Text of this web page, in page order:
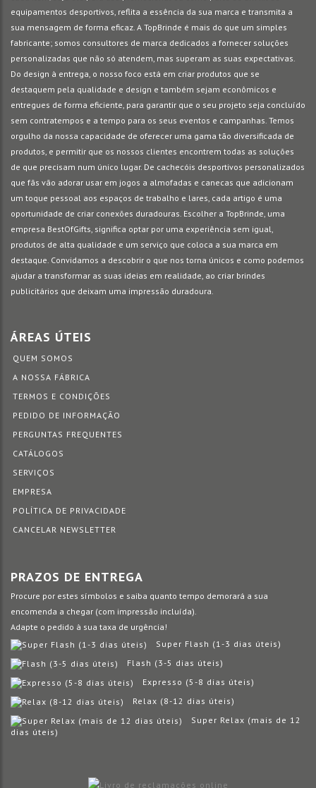
equipamentos desportivos, reflita a essência da sua marca e transmita a
sua mensagem de forma eficaz. A TopBrinde é mais do que um simples
fabricante; somos consultores de marca dedicados a fornecer soluções
personalizadas que não só atendem, mas superam as suas expectativas.
Do design à entrega, o nosso foco está em criar produtos que se
destaquem pela qualidade e design e também sejam econômicos e
entregues de forma eficiente, para garantir que o seu projeto seja concluído
sem contratempos e a tempo para os seus eventos e campanhas. Temos
orgulho da nossa capacidade de oferecer uma gama tão diversificada de
produtos, e permitir que os nossos clientes encontrem todas as soluções
de que precisam num único lugar. De cachecóis desportivos personalizados
que fãs vão adorar usar em jogos a almofadas e canecas que adicionam
um toque pessoal aos espaços de trabalho e lares, cada artigo é uma
oportunidade de criar conexões duradouras. Escolher a TopBrinde, uma
empresa BestOfGifts, significa optar por uma experiência sem igual,
produtos de alta qualidade e um serviço que coloca a sua marca em
destaque. Convidamos a descobrir o que nos torna únicos e como podemos
ajudar a transformar as suas ideias em realidade, ao criar brindes
publicitários que deixam uma impressão duradoura.
ÁREAS ÚTEIS
QUEM SOMOS
A NOSSA FÁBRICA
TERMOS E CONDIÇÕES
PEDIDO DE INFORMAÇÃO
PERGUNTAS FREQUENTES
CATÁLOGOS
SERVIÇOS
EMPRESA
POLÍTICA DE PRIVACIDADE
CANCELAR NEWSLETTER
PRAZOS DE ENTREGA
Procure por estes símbolos e saiba quanto tempo demorará a sua
encomenda a chegar (com impressão incluída).
Adapte o pedido à sua taxa de urgência!
Super Flash (1-3 dias úteis)
Flash (3-5 dias úteis)
Expresso (5-8 dias úteis)
Relax (8-12 dias úteis)
Super Relax (mais de 12
dias úteis)